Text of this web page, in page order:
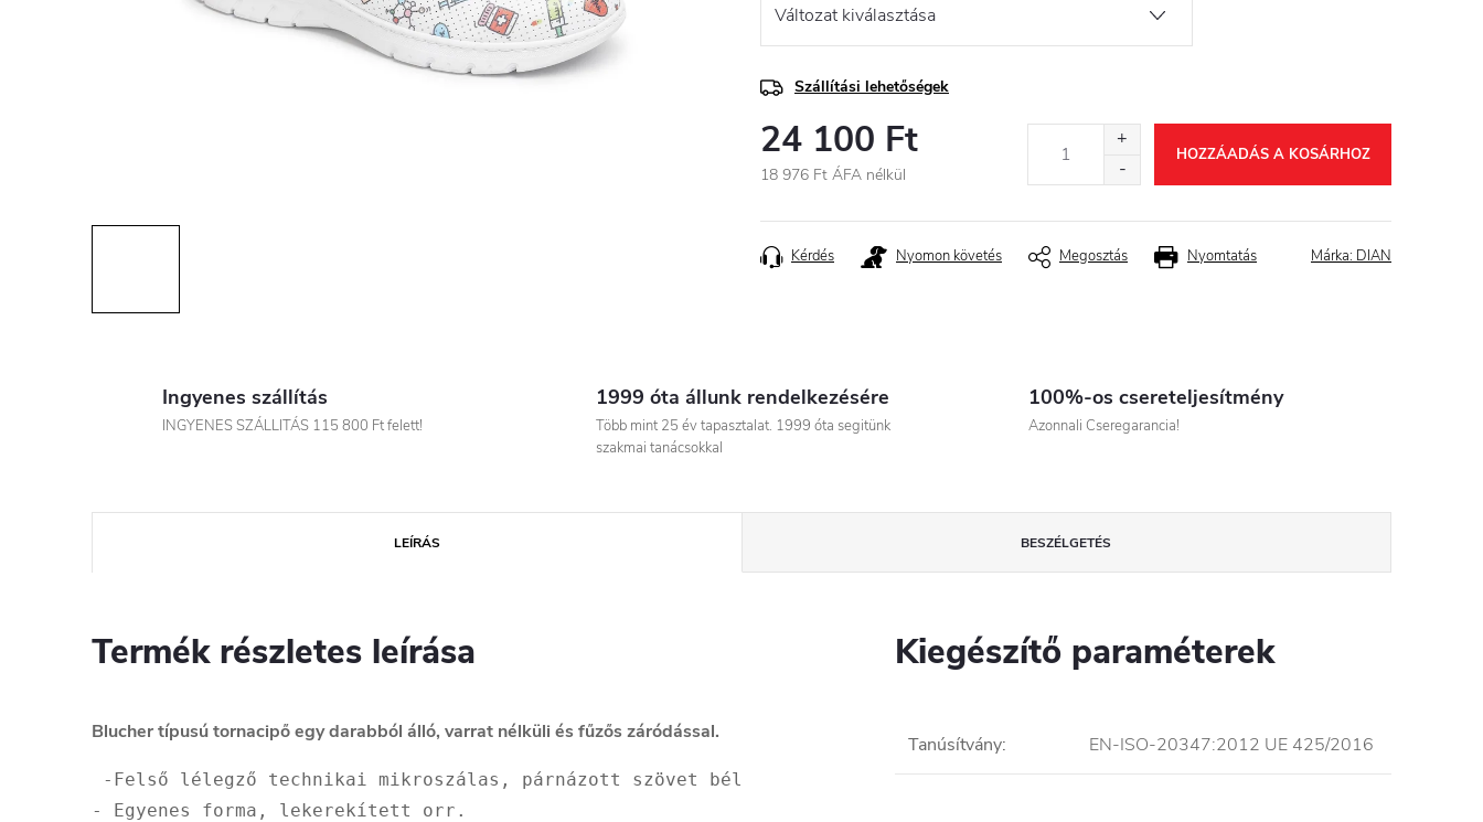
Szállítási lehetőségek
24 100 Ft
18 976 Ft ÁFA nélkül
HOZZÁADÁS A KOSÁRHOZ
Nyomtatás
Kérdés Nyomon követés Megosztás Márka: DIAN
Ingyenes szállítás
INGYENES SZÁLLITÁS 115 800 Ft felett!
1999 óta állunk rendelkezésére
Több mint 25 év tapasztalat. 1999 óta segitünk
szakmai tanácsokkal
100%-os csereteljesítmény
Azonnali Cseregarancia!
LEÍRÁS BESZÉLGETÉS
Termék részletes leírása
Blucher típusú tornacipő egy darabból álló, varrat nélküli és fűzős záródással.
-Felső lélegző technikai mikroszálas, párnázott szövet bélés, párnázott bokagallér a hólyagosodás megelőzésére.
- Egyenes forma, lekerekített orr.
Kiegészítő paraméterek
Tanúsítvány: EN-ISO-20347:2012 UE 425/2016